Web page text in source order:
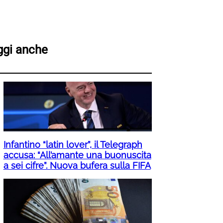
anche
Infantino “latin lover”, il Telegraph
accusa: “All’amante una buonuscita
a sei cifre”. Nuova bufera sulla FIFA